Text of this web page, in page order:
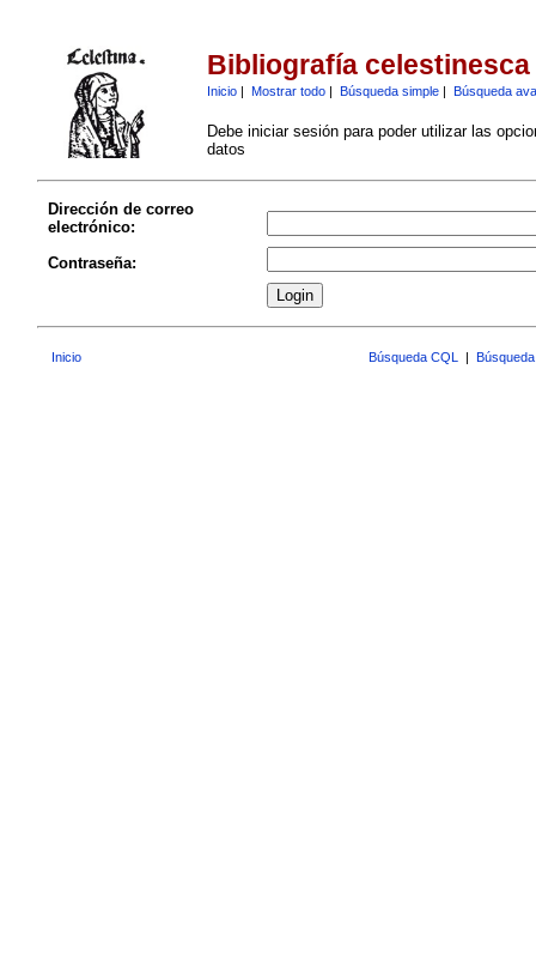
Bibliografía celestinesca
Inicio| Mostrar todo| Búsqueda simple| Búsqueda
Debe iniciar sesión para poder utilizar las
datos
Dirección de correo
electrónico:
Contraseña:
Inicio Búsqueda CQL |